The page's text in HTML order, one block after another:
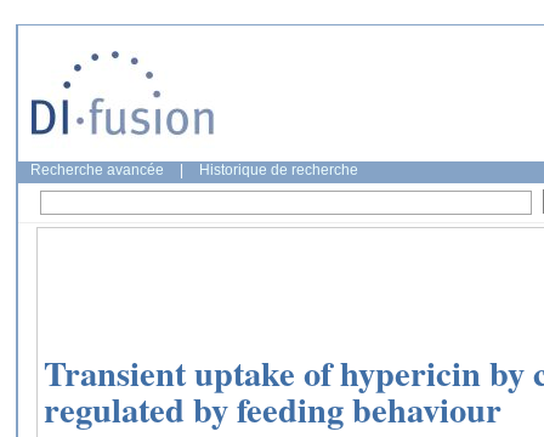
Recherche avancée Historique de recherche
Transient uptake of hypericin by
regulated by feeding behaviour